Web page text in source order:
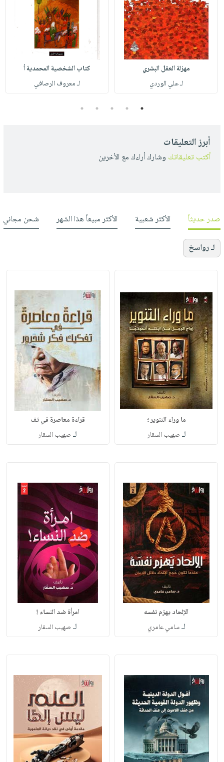
مهزلة العقل البشري
لـ علي الوردي
كتاب الشخصية المحمدية أ
لـ معروف الرصافي
1
2
3
4
5
أبرز التعليقات
أكتب تعليقاتك وشارك أراءك مع الأخرين
صدر حديثاً الأكثر شعبية الأكثر مبيعاً هذا الشهر شحن مجاني
لـ رواسخ
ما وراء التنوير ؛
لـ صهيب السقار
قراءة معاصرة في تف
لـ صهيب السقار
الإلحاد يهزم نفسه
لـسامي عامري
امرأة ضد النساء !
لـ صهيب السقار